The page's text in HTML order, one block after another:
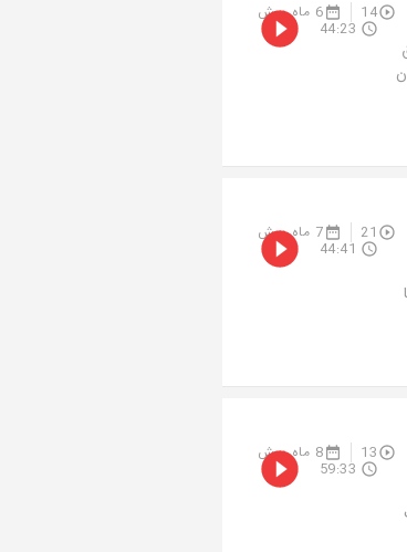
14 6 ماه پیش
44:23
21 7 ماه پیش
44:41
13 8 ماه پیش
59:33